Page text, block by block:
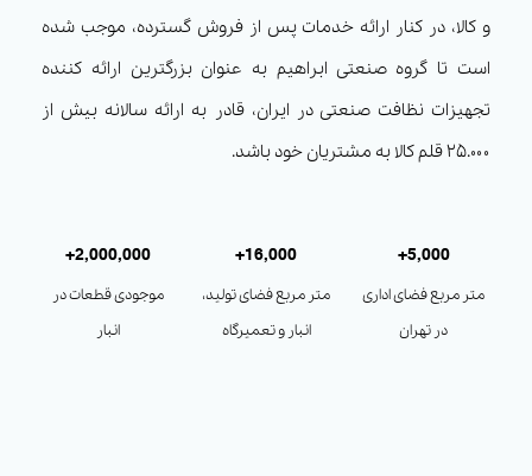
و کالا، در کنار ارائه خدمات پس از فروش گسترده، موجب شده
است تا گروه صنعتی ابراهیم به عنوان بزرگترین ارائه کننده
تجهیزات نظافت صنعتی در ایران، قادر به ارائه سالانه بیش از
۲۵.۰۰۰ قلم کالا به مشتریان خود باشد.
5,000+
متر مربع فضای اداری
در تهران
16,000+
متر مربع فضای تولید،
انبار و تعمیرگاه
2,000,000+
موجودی قطعات در
انبار